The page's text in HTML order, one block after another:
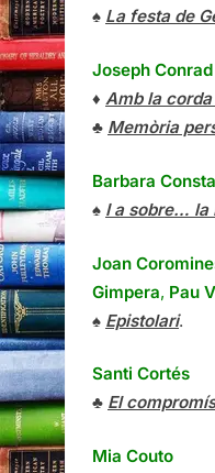
♠ La festa de
Joseph Conrad
♦ Amb la
♣ Memòria
Barbara
♠ I a sobre… la
Joan
Gimpera, Pau
♠ Epistolari.
Santi Cortés
♣ El
Mia Couto